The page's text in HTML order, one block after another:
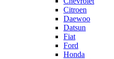
Citroen
Daewoo
Datsun
Fiat
Ford
Honda